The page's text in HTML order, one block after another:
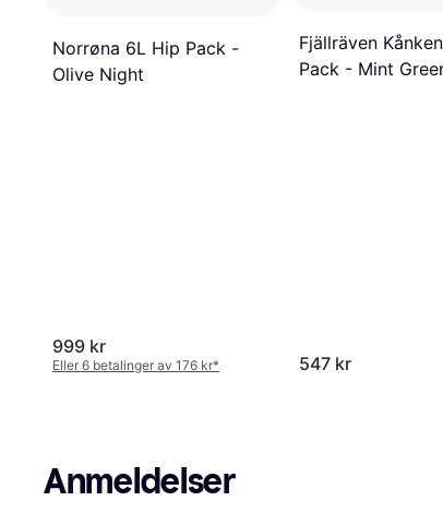
Norrøna 6L Hip Pack -
Olive Night
999 kr
Eller 6 betalinger av 176 kr*
Fjällräven
Pack - Mint
547 kr
Anmeldelser